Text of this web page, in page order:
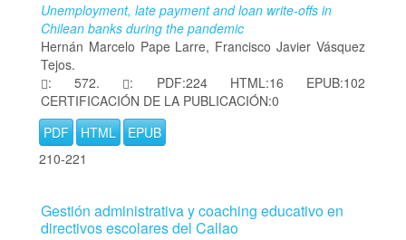
Unemployment, late payment and loan write-offs in
Chilean banks during the pandemic
Hernán Marcelo Pape Larre, Francisco Javier Vásquez
Tejos.
: 572.
: PDF:224 HTML:16 EPUB:102
CERTIFICACIÓN DE LA PUBLICACIÓN:0
PDF
HTML
EPUB
210-221
Gestión administrativa y coaching educativo en
directivos escolares del Callao